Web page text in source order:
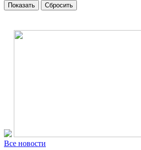
Все новости